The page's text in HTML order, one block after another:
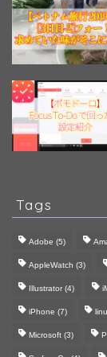
Tags
Adobe (5)
AppleWatch (3)
Illustrator (4)
iPhone (7)
Microsoft (3)